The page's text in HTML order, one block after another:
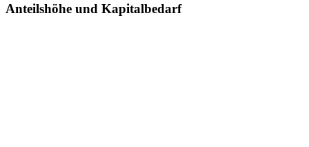
Anteilshöhe und Kapitalbedarf